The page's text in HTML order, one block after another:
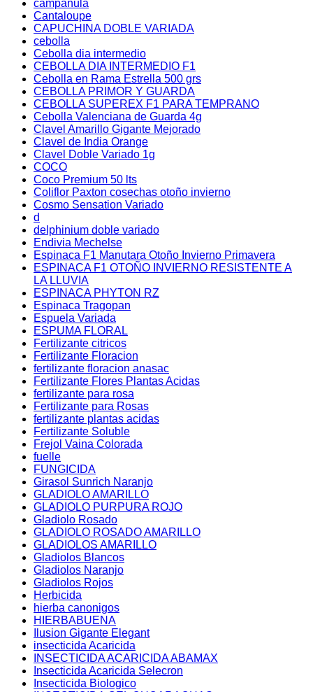
campanula
Cantaloupe
CAPUCHINA DOBLE VARIADA
cebolla
Cebolla dia intermedio
CEBOLLA DIA INTERMEDIO F1
Cebolla en Rama Estrella 500 grs
CEBOLLA PRIMOR Y GUARDA
CEBOLLA SUPEREX F1 PARA TEMPRANO
Cebolla Valenciana de Guarda 4g
Clavel Amarillo Gigante Mejorado
Clavel de India Orange
Clavel Doble Variado 1g
COCO
Coco Premium 50 lts
Coliflor Paxton cosechas otoño invierno
Cosmo Sensation Variado
d
delphinium doble variado
Endivia Mechelse
Espinaca F1 Manutara Otoño Invierno Primavera
ESPINACA F1 OTOÑO INVIERNO RESISTENTE A
LA LLUVIA
ESPINACA PHYTON RZ
Espinaca Tragopan
Espuela Variada
ESPUMA FLORAL
Fertilizante citricos
Fertilizante Floracion
fertilizante floracion anasac
Fertilizante Flores Plantas Acidas
fertilizante para rosa
Fertilizante para Rosas
fertilizante plantas acidas
Fertilizante Soluble
Frejol Vaina Colorada
fuelle
FUNGICIDA
Girasol Sunrich Naranjo
GLADIOLO AMARILLO
GLADIOLO PURPURA ROJO
Gladiolo Rosado
GLADIOLO ROSADO AMARILLO
GLADIOLOS AMARILLO
Gladiolos Blancos
Gladiolos Naranjo
Gladiolos Rojos
Herbicida
hierba canonigos
HIERBABUENA
Ilusion Gigante Elegant
insecticida Acaricida
INSECTICIDA ACARICIDA ABAMAX
Insecticida Acaricida Selecron
Insecticida Biologico